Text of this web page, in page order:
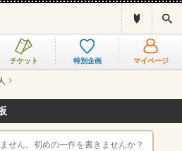
ス
と
チケット 特別企画 マイページ
せん。初めの一件を書きませんか？